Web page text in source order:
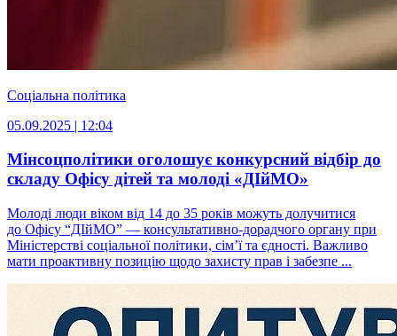
Соціальна політика
05.09.2025 | 12:04
Мінсоцполітики оголошує конкурсний відбір до
складу Офісу дітей та молоді «ДІйМО»
Молоді люди віком від 14 до 35 років можуть долучитися
до Офісу “ДІйМО” — консультативно-дорадчого органу при
Міністерстві соціальної політики, сім’ї та єдності. Важливо
мати проактивну позицію щодо захисту прав і забезпе ...